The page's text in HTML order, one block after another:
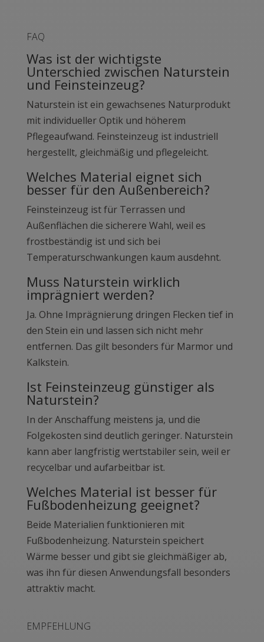
FAQ
Was ist der wichtigste
Unterschied zwischen Naturstein
und Feinsteinzeug?
Naturstein ist ein gewachsenes Naturprodukt
mit individueller Optik und höherem
Pflegeaufwand. Feinsteinzeug ist industriell
hergestellt, gleichmäßig und pflegeleicht.
Welches Material eignet sich
besser für den Außenbereich?
Feinsteinzeug ist für Terrassen und
Außenflächen die sicherere Wahl, weil es
frostbeständig ist und sich bei
Temperaturschwankungen kaum ausdehnt.
Muss Naturstein wirklich
imprägniert werden?
Ja. Ohne Imprägnierung dringen Flecken tief in
den Stein ein und lassen sich nicht mehr
entfernen. Das gilt besonders für Marmor und
Kalkstein.
Ist Feinsteinzeug günstiger als
Naturstein?
In der Anschaffung meistens ja, und die
Folgekosten sind deutlich geringer. Naturstein
kann aber langfristig wertstabiler sein, weil er
recycelbar und aufarbeitbar ist.
Welches Material ist besser für
Fußbodenheizung geeignet?
Beide Materialien funktionieren mit
Fußbodenheizung. Naturstein speichert
Wärme besser und gibt sie gleichmäßiger ab,
was ihn für diesen Anwendungsfall besonders
attraktiv macht.
EMPFEHLUNG